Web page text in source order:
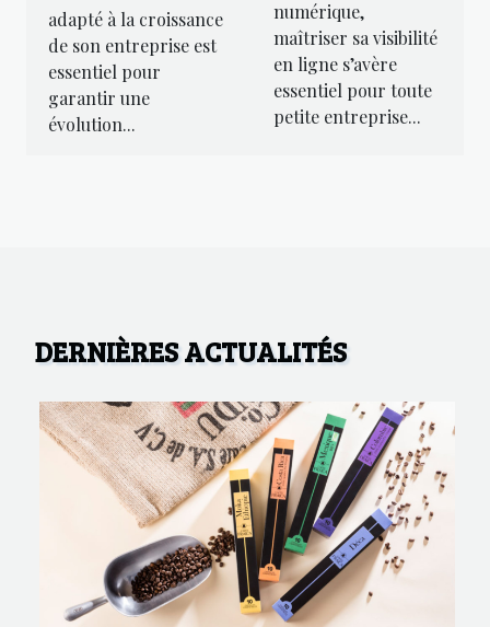
développement
d'entreprise ?
adapté à la croissance
de son entreprise est
essentiel pour
garantir une
évolution...
optimiser leur
présence en
ligne ?
numérique,
maîtriser sa visibilité
en ligne s’avère
essentiel pour toute
petite entreprise...
DERNIÈRES ACTUALITÉS